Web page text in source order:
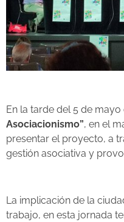
En la tarde del 5 de
Asociacionismo”, en el
presentar el proyecto, a
gestión asociativa y
La implicación de la
trabajo, en esta jornada